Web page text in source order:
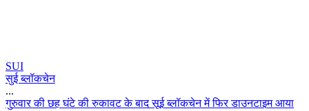
SUI
सुई ब्लॉकचेन
...
गरवर क छह घट क रकवट क बद सई बलकचन म फर डउनटइम आय